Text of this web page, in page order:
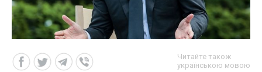
Читайте також
українською мовою